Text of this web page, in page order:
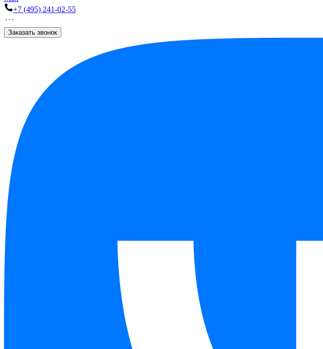
+7 (495) 241-02-55
Заказать звонок